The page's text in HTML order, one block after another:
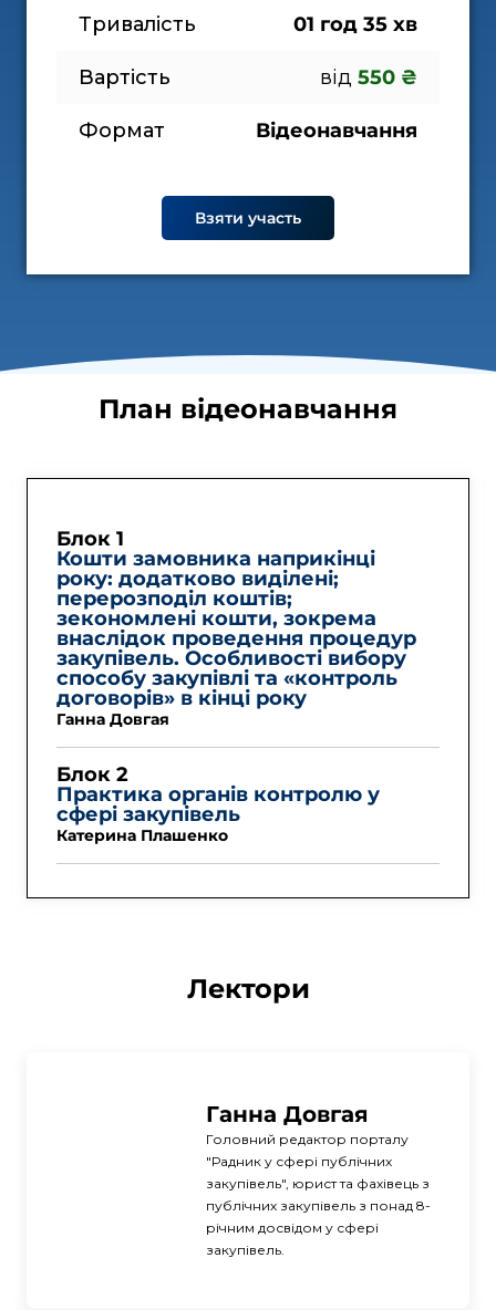
Тривалість 01 год 35 хв
Вартість від 550 ₴
Формат Відеонавчання
Взяти участь
План відеонавчання
Блок 1
Кошти замовника наприкінці
року: додатково виділені;
перерозподіл коштів;
зекономлені кошти, зокрема
внаслідок проведення процедур
закупівель. Особливості вибору
способу закупівлі та «контроль
договорів» в кінці року
Ганна Довгая
Блок 2
Практика органів контролю у
сфері закупівель
Катерина Плашенко
Лектори
Ганна Довгая
Головний редактор порталу
"Радник у сфері публічних
закупівель", юрист та фахівець з
публічних закупівель з понад 8-
річним досвідом у сфері
закупівель.